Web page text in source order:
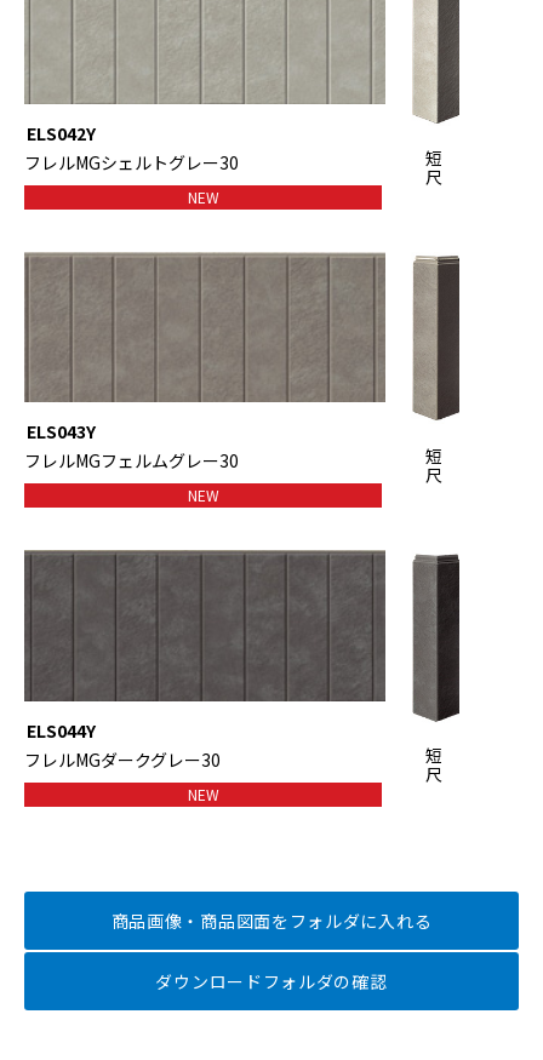
短
尺
ELS042Y
フレルMGシェルトグレー30
NEW
短
尺
ELS043Y
フレルMGフェルムグレー30
NEW
短
尺
ELS044Y
フレルMGダークグレー30
NEW
商品画像・商品図面を フォルダに入れる
ダウンロードフォルダの確認